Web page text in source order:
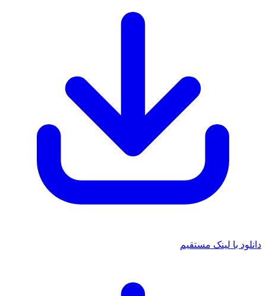
دانلود با لینک مستقیم